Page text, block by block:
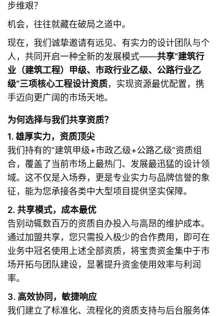
步维艰？
机会，往往就藏在破局之道中。
现在，我们诚挚邀请有远见、有实力的设计团队与个
人，共同开启一种全新的发展模式——共享“建筑行
业（建筑工程）甲级、市政行业乙级、公路行业乙
级”三项核心工程设计资质，实现资源最优配置，携
手迈向更广阔的市场天地。
为何选择与我们共享资质？
1. 雄厚实力，资质顶尖
我们持有的“建筑甲级+市政乙级+公路乙级”资质组
合，覆盖了当前市场上最热门、发展最迅猛的设计领
域。这不仅是入场券，更是专业实力与品牌信誉的象
征，能为您承接各类中大型项目提供坚实保障。
2. 共享模式，成本最优
告别动辄数百万的资质自办投入与高昂的维护成本。
通过加盟共享，您只需投入极少的合作费用，即可在
业务中冠名使用上述全部资质，将宝贵资金集中于市
场开拓与团队建设，显著提升资金使用效率与利润
率。
3. 高效协同，敏捷响应
我们建立了标准化、流程化的资质支持与后台服务体